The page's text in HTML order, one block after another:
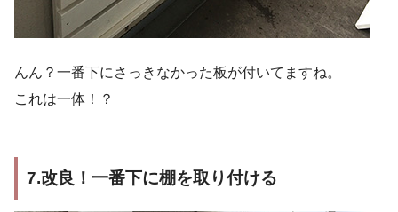
んん？一番下にさっきなかった板が付いてますね。
これは一体！？
7.改良！一番下に棚を取り付ける